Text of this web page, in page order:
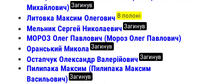
Михайлович) Загинув
Литовка Максим Олегович В полоні
Мельник Сергей Николаевич Загинув
МОРОЗ Олег Павлович (Мороз Олег Павлович)
Оранський Микола Загинув
Остапчук Олександр Валерійович Загинув
Пилипака Максим (Пилипака Максим
Васильович) Загинув